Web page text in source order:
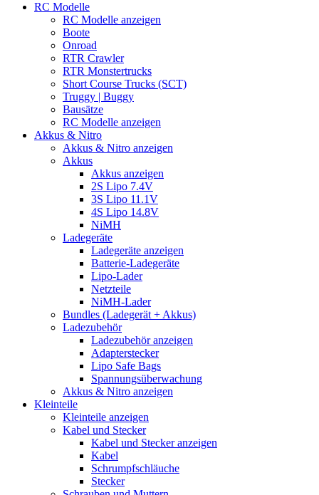
RC Modelle
RC Modelle anzeigen
Boote
Onroad
RTR Crawler
RTR Monstertrucks
Short Course Trucks (SCT)
Truggy | Buggy
Bausätze
RC Modelle anzeigen
Akkus & Nitro
Akkus & Nitro anzeigen
Akkus
Akkus anzeigen
2S Lipo 7.4V
3S Lipo 11.1V
4S Lipo 14.8V
NiMH
Ladegeräte
Ladegeräte anzeigen
Batterie-Ladegeräte
Lipo-Lader
Netzteile
NiMH-Lader
Bundles (Ladegerät + Akkus)
Ladezubehör
Ladezubehör anzeigen
Adapterstecker
Lipo Safe Bags
Spannungsüberwachung
Akkus & Nitro anzeigen
Kleinteile
Kleinteile anzeigen
Kabel und Stecker
Kabel und Stecker anzeigen
Kabel
Schrumpfschläuche
Stecker